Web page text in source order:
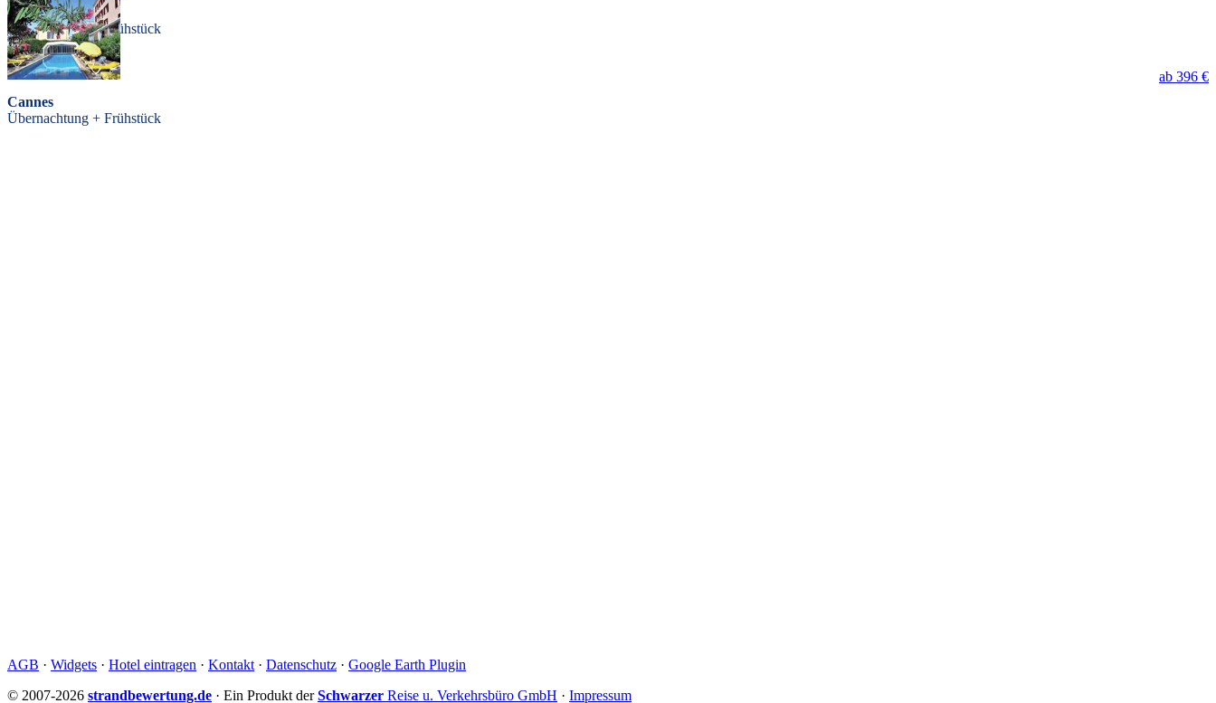
Cannes
Übernachtung + Frühstück
Cannes
Übernachtung + Frühstück
ab 396 €
AGB · Widgets · Hotel eintragen · Kontakt · Datenschutz · Google Earth Plugin
© 2007-2026 strandbewertung.de · Ein Produkt derSchwarzer Reise u. Verkehrsbüro GmbH · Impressum